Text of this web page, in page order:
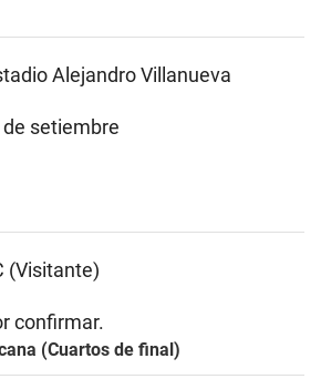
Alejandro Villanueva
de setiembre
(Visitante)
confirmar.
(Cuartos de final)